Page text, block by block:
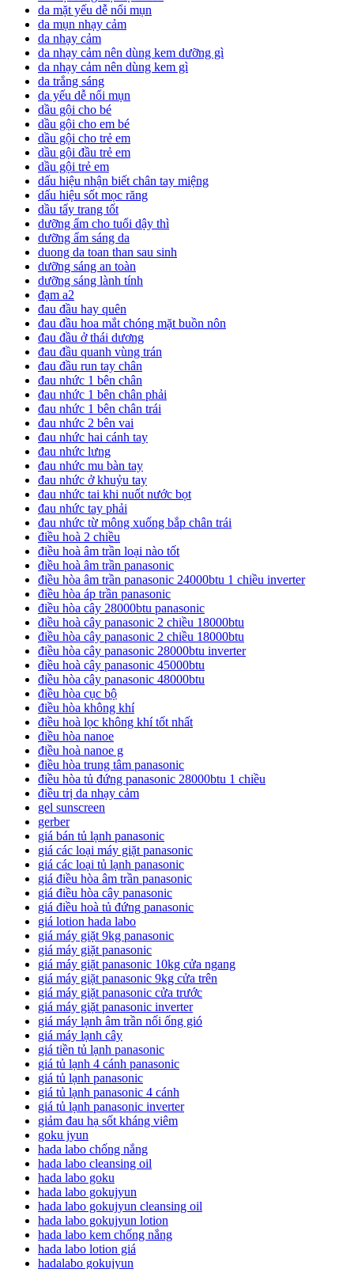
da mặt yếu dễ nổi mụn
da mụn nhạy cảm
da nhạy cảm
da nhạy cảm nên dùng kem dưỡng gì
da nhạy cảm nên dùng kem gì
da trắng sáng
da yếu dễ nổi mụn
dầu gội cho bé
dầu gội cho em bé
dầu gội cho trẻ em
dầu gội đầu trẻ em
dầu gội trẻ em
dấu hiệu nhận biết chân tay miệng
dấu hiệu sốt mọc răng
dầu tẩy trang tốt
dưỡng ẩm cho tuổi dậy thì
dưỡng ẩm sáng da
duong da toan than sau sinh
dưỡng sáng an toàn
dưỡng sáng lành tính
đạm a2
đau đầu hay quên
đau đầu hoa mắt chóng mặt buồn nôn
đau đầu ở thái dương
đau đầu quanh vùng trán
đau đầu run tay chân
đau nhức 1 bên chân
đau nhức 1 bên chân phải
đau nhức 1 bên chân trái
đau nhức 2 bên vai
đau nhức hai cánh tay
đau nhức lưng
đau nhức mu bàn tay
đau nhức ở khuỷu tay
đau nhức tai khi nuốt nước bọt
đau nhức tay phải
đau nhức từ mông xuống bắp chân trái
điều hoà 2 chiều
điều hoà âm trần loại nào tốt
điều hoà âm trần panasonic
điều hòa âm trần panasonic 24000btu 1 chiều inverter
điều hòa áp trần panasonic
điều hòa cây 28000btu panasonic
điều hoà cây panasonic 2 chiều 18000btu
điều hòa cây panasonic 2 chiều 18000btu
điều hòa cây panasonic 28000btu inverter
điều hoà cây panasonic 45000btu
điều hòa cây panasonic 48000btu
điều hòa cục bộ
điều hòa không khí
điều hoà lọc không khí tốt nhất
điều hòa nanoe
điều hoà nanoe g
điều hòa trung tâm panasonic
điều hòa tủ đứng panasonic 28000btu 1 chiều
điều trị da nhạy cảm
gel sunscreen
gerber
giá bán tủ lạnh panasonic
giá các loại máy giặt panasonic
giá các loại tủ lạnh panasonic
giá điều hòa âm trần panasonic
giá điều hòa cây panasonic
giá điều hoà tủ đứng panasonic
giá lotion hada labo
giá máy giặt 9kg panasonic
giá máy giặt panasonic
giá máy giặt panasonic 10kg cửa ngang
giá máy giặt panasonic 9kg cửa trên
giá máy giặt panasonic cửa trước
giá máy giặt panasonic inverter
giá máy lạnh âm trần nối ống gió
giá máy lạnh cây
giá tiền tủ lạnh panasonic
giá tủ lạnh 4 cánh panasonic
giá tủ lạnh panasonic
giá tủ lạnh panasonic 4 cánh
giá tủ lạnh panasonic inverter
giảm đau hạ sốt kháng viêm
goku jyun
hada labo chống nắng
hada labo cleansing oil
hada labo goku
hada labo gokujyun
hada labo gokujyun cleansing oil
hada labo gokujyun lotion
hada labo kem chống nắng
hada labo lotion giá
hadalabo gokujyun